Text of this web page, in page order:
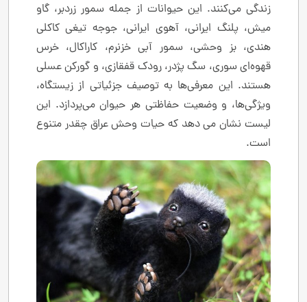
زندگی می‌کنند. این حیوانات از جمله سمور زردبر، گاو
میش، پلنگ ایرانی، آهوی ایرانی، جوجه تیغی کاکلی
هندی، بز وحشی، سمور آبی خزنرم، کاراکال، خرس
قهوه‌ای سوری، سگ پژدر، رودک قفقازی، و گورکن عسلی
هستند. این معرفی‌ها به توصیف جزئیاتی از زیستگاه،
ویژگی‌ها، و وضعیت حفاظتی هر حیوان می‌پردازد. این
لیست نشان می دهد که حیات وحش عراق چقدر متنوع
است.